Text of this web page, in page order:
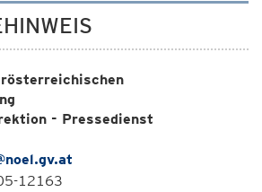
- Pressedienst
12163